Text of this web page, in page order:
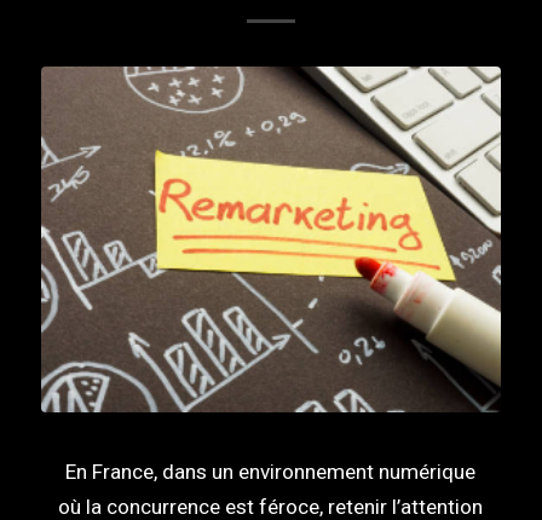
En France, dans un environnement numérique
où la concurrence est féroce, retenir l’attention